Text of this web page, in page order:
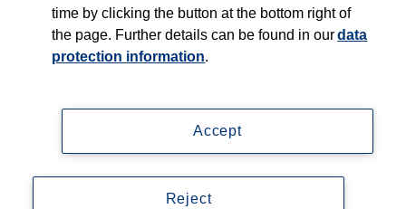
time by clicking the button at the bottom right of
the page. Further details can be found in ourdata
protection information.
Accept
Reject